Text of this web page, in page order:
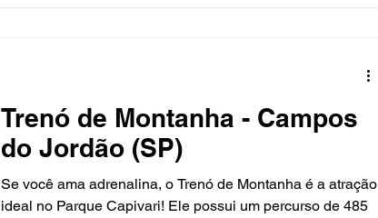
Trenó de Montanha - Campos
do Jordão (SP)
Se você ama adrenalina, o Trenó de Montanha é a atração
ideal no Parque Capivari! Ele possui um percurso de 485